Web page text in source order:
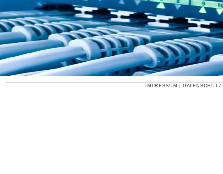
IMPRESSUM DATENSCHUTZ